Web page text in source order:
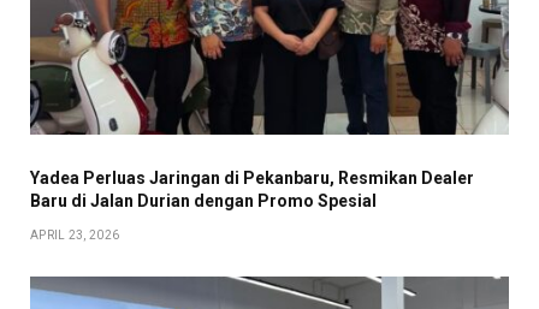
Yadea Perluas Jaringan di Pekanbaru, Resmikan Dealer
Baru di Jalan Durian dengan Promo Spesial
APRIL 23, 2026